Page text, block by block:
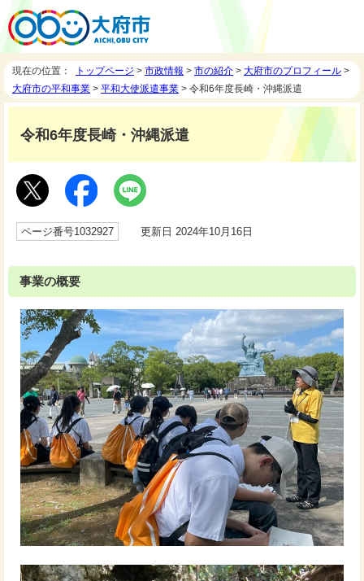
現在の位置： トップページ > 市政情報 > 市の紹介 > 大府市のプロフィール >
大府市の平和事業 > 平和大使派遣事業 > 令和6年度長崎・沖縄派遣
令和6年度長崎・沖縄派遣
ページ番号1032927 更新日 2024年10月16日
事業の概要